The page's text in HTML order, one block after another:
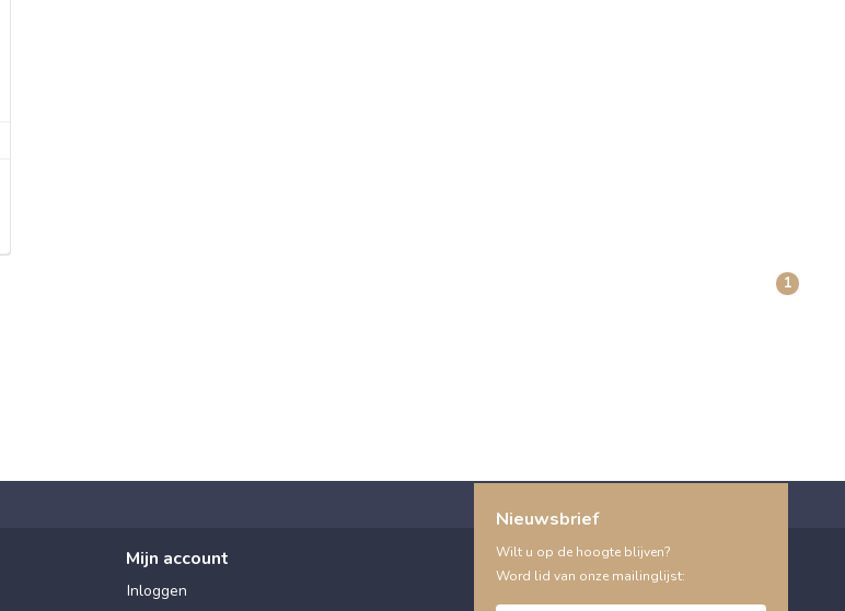
1
Mijn account
Inloggen
Nieuwsbrief
Wilt u op de hoogte blijven?
Word lid van onze mailinglijst: